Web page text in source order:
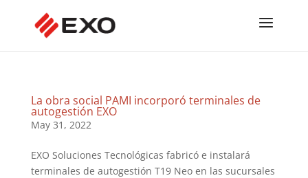
La obra social PAMI incorporó terminales de
autogestión EXO
May 31, 2022
EXO Soluciones Tecnológicas fabricó e instalará
terminales de autogestión T19 Neo en las sucursales